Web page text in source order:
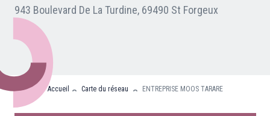
Nos partenaires
Clients professionnels
Blog
943 Boulevard De La Turdine, 69490 St Forgeux
Accueil Carte du réseau ENTREPRISE MOOS TARARE